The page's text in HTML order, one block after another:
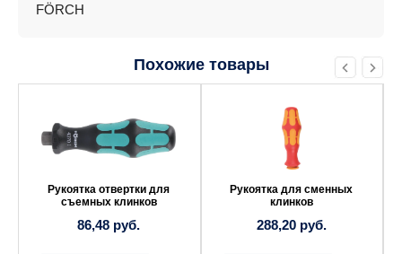
FÖRCH
Похожие товары
Рукоятка отвертки для
съемных клинков
86,48 руб.
Рукоятка для сменных
клинков
288,20 руб.